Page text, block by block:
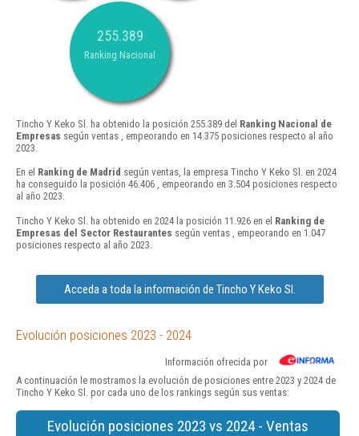
255.389
Ranking Nacional
Tincho Y Keko Sl. ha obtenido la posición 255.389 del Ranking Nacional de
Empresas según ventas , empeorando en 14.375 posiciones respecto al año
2023.
En el Ranking de Madrid según ventas, la empresa Tincho Y Keko Sl. en 2024
ha conseguido la posición 46.406 , empeorando en 3.504 posiciones respecto
al año 2023.
Tincho Y Keko Sl. ha obtenido en 2024 la posición 11.926 en el Ranking de
Empresas del Sector Restaurantes según ventas , empeorando en 1.047
posiciones respecto al año 2023.
Acceda a toda la información de Tincho Y Keko Sl.
Evolución posiciones 2023 - 2024
Información ofrecida por
A continuación le mostramos la evolución de posiciones entre 2023 y 2024 de
Tincho Y Keko Sl. por cada uno de los rankings según sus ventas:
Evolución posiciones 2023 vs 2024 - Ventas